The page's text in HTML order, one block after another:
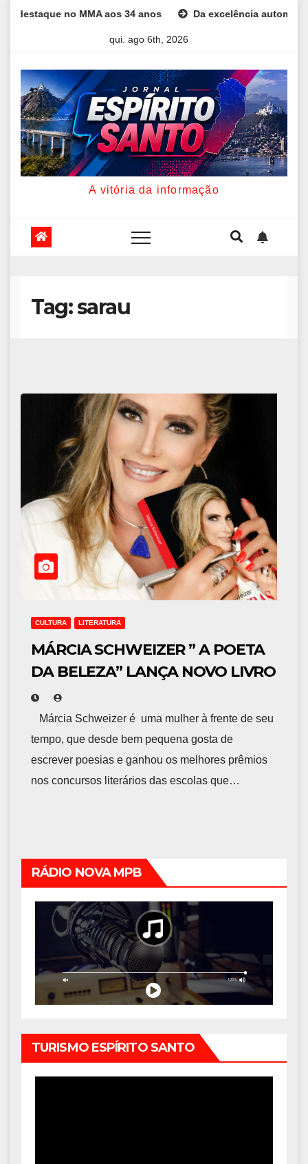
Skipno MMA aos 34 anos Da excelência automotiva à
qui. ago 6th, 2026
A vitória da informação
Tag:sarau
CULTURA LITERATURA
MÁRCIA SCHWEIZER ” A POETA
DA BELEZA” LANÇA NOVO LIVRO
Márcia Schweizer é uma mulher à frente de seu
tempo, que desde bem pequena gosta de
escrever poesias e ganhou os melhores prêmios
nos concursos literários das escolas que…
RÁDIO NOVA MPB
TURISMO ESPÍRITO SANTO